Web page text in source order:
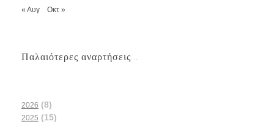
« Αυγ Οκτ »
Παλαιότερες αναρτήσεις...
2026 (8)
2025 (15)